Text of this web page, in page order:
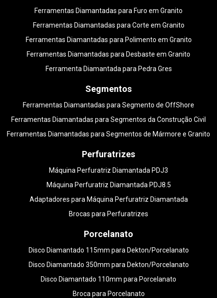
Ferramentas Diamantadas para Furo em Granito
Ferramentas Diamantadas para Corte em Granito
Ferramentas Diamantadas para Polimento em Granito
Ferramentas Diamantadas para Desbaste em Granito
Ferramenta Diamantada para Pedra Gres
Segmentos
Ferramentas Diamantadas para Segmento de OffShore
Ferramentas Diamantadas para Segmentos da Construção Civil
Ferramentas Diamantadas para Segmentos de Mármore e Granito
Perfuratrizes
Máquina Perfuratriz Diamantada PDJ3
Máquina Perfuratriz Diamantada PDJ8.5
Adaptadores para Máquina Perfuratriz Diamantada
Brocas para Perfuratrizes
Porcelanato
Disco Diamantado 115mm para Dekton/Porcelanato
Disco Diamantado 350mm para Dekton/Porcelanato
Disco Diamantado 110mm para Porcelanato
Broca para Porcelanato